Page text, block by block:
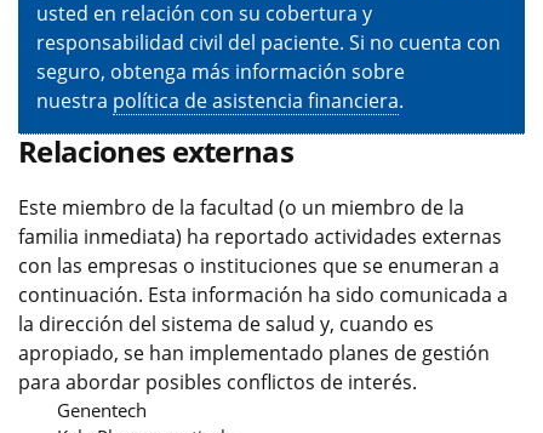
usted en relación con su cobertura y
responsabilidad civil del paciente. Si no cuenta con
seguro, obtenga más información sobre
nuestra política de asistencia financiera.
Relaciones externas
Este miembro de la facultad (o un miembro de la
familia inmediata) ha reportado actividades externas
con las empresas o instituciones que se enumeran a
continuación. Esta información ha sido comunicada a
la dirección del sistema de salud y, cuando es
apropiado, se han implementado planes de gestión
para abordar posibles conflictos de interés.
Genentech